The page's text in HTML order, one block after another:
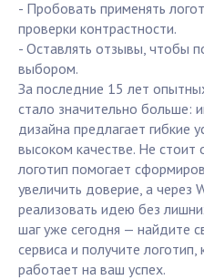
- Пробовать применять
проверки контрастности.
- Оставлять отзывы, чтобы
выбором.
За последние 15 лет
стало значительно больше:
дизайна предлагает гибкие
высоком качестве. Не стоит
логотип помогает
увеличить доверие, а через
реализовать идею без
шаг уже сегодня — найдите
сервиса и получите
работает на ваш успех.